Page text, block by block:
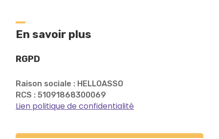
En savoir plus
RGPD
Raison sociale : HELLOASSO
RCS : 51091868300069
Lien politique de confidentialité